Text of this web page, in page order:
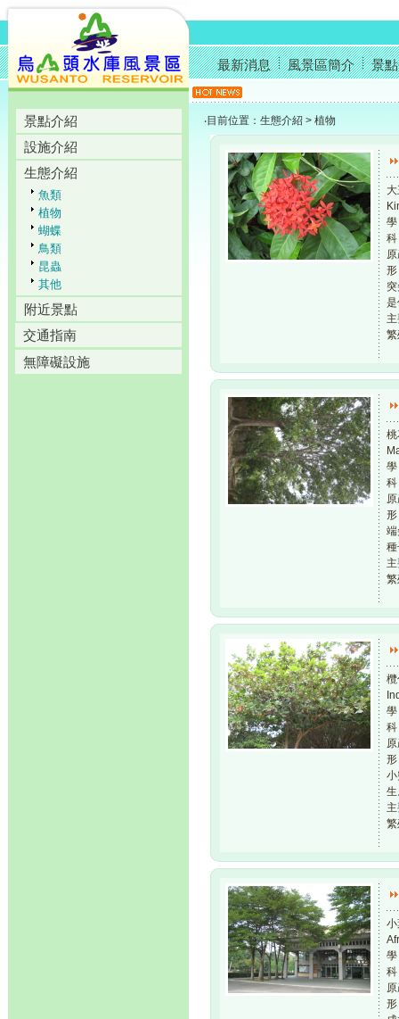
景點介紹
設施介紹
生態介紹
魚類
植物
蝴蝶
鳥類
昆蟲
其他
附近景點
交通指南
無障礙設施
最新消息 風景區簡介 景
‧目前位置：生態介紹 > 植物
科
科